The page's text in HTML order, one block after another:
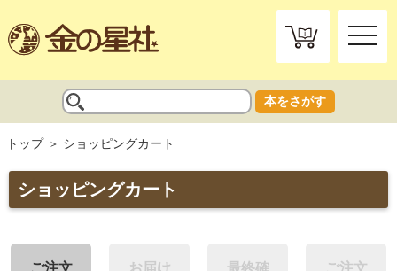
toggle
本をさがす
トップ ショッピングカート
ショッピングカート
ご注文
お届け
最終確
ご注文